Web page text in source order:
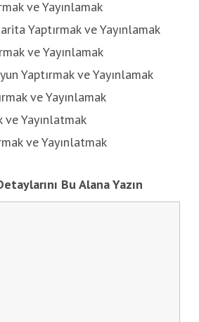
ve Yayınlamak
Yaptırmak ve Yayınlamak
ve Yayınlamak
Yaptırmak ve Yayınlamak
ve Yayınlamak
ve Yayınlatmak
ve Yayınlatmak
Bu Alana Yazın